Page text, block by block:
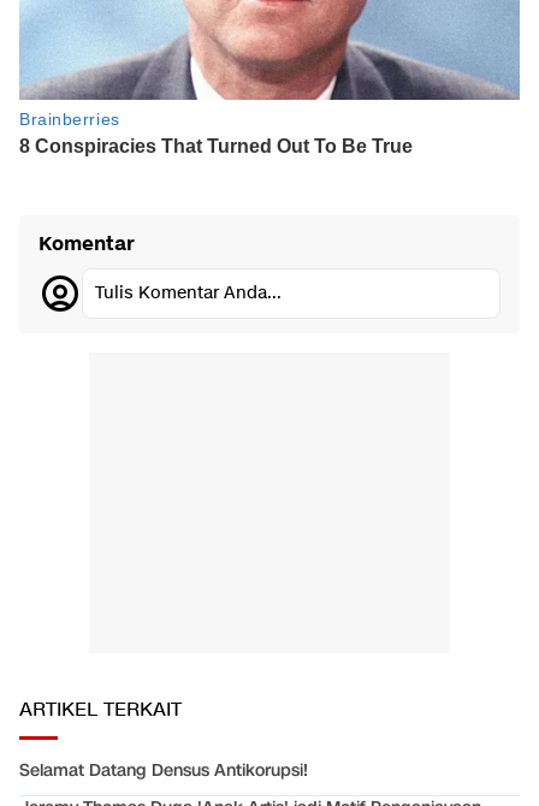
Komentar
Tulis Komentar Anda...
ARTIKEL TERKAIT
Selamat Datang Densus Antikorupsi!